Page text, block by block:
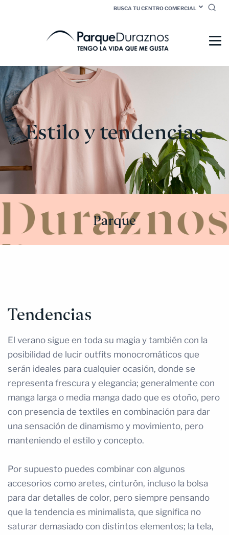
BUSCA TU CENTRO COMERCIAL
Estilo y tendencias
Parque
Tendencias
El verano sigue en toda su magia y también con la
posibilidad de lucir outfits monocromáticos que
serán ideales para cualquier ocasión, donde se
representa frescura y elegancia; generalmente con
manga larga o media manga dado que es otoño, pero
con presencia de textiles en combinación para dar
una sensación de dinamismo y movimiento, pero
manteniendo el estilo y concepto.
Por supuesto puedes combinar con algunos
accesorios como aretes, cinturón, incluso la bolsa
para dar detalles de color, pero siempre pensando
que la tendencia es minimalista, que significa no
saturar demasiado con distintos elementos; la tela,